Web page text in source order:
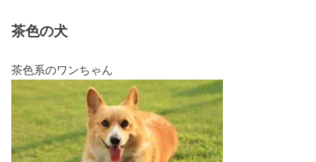
茶色の犬
茶色系のワンちゃん